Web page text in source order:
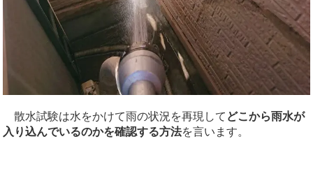
散水試験は水をかけて雨の状況を再現して どこから雨水が
入り込んでいるのかを確認する方法を言います。